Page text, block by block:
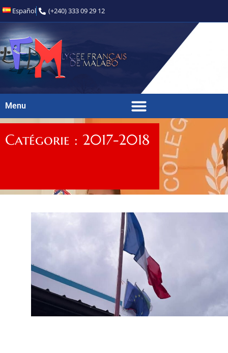
Español (+240) 333 09 29 12
Menu
Catégorie : 2017-2018